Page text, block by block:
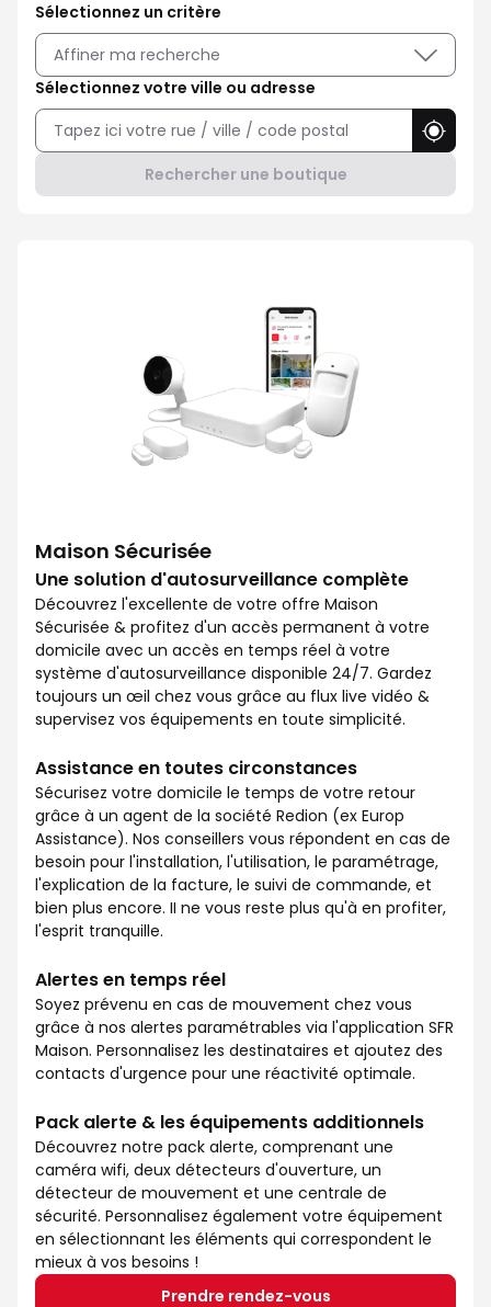
Sélectionnez un critère
Affiner ma recherche
Sélectionnez votre ville ou adresse
Rechercher une boutique
Maison Sécurisée
Une solution d'autosurveillance complète
Découvrez l'excellente de votre offre Maison
Sécurisée & profitez d'un accès permanent à votre
domicile avec un accès en temps réel à votre
système d'autosurveillance disponible 24/7. Gardez
toujours un œil chez vous grâce au flux live vidéo &
supervisez vos équipements en toute simplicité.
Assistance en toutes circonstances
Sécurisez votre domicile le temps de votre retour
grâce à un agent de la société Redion (ex Europ
Assistance). Nos conseillers vous répondent en cas de
besoin pour l'installation, l'utilisation, le paramétrage,
l'explication de la facture, le suivi de commande, et
bien plus encore. II ne vous reste plus qu'à en profiter,
l'esprit tranquille.
Alertes en temps réel
Soyez prévenu en cas de mouvement chez vous
grâce à nos alertes paramétrables via l'application SFR
Maison. Personnalisez les destinataires et ajoutez des
contacts d'urgence pour une réactivité optimale.
Pack alerte & les équipements additionnels
Découvrez notre pack alerte, comprenant une
caméra wifi, deux détecteurs d'ouverture, un
détecteur de mouvement et une centrale de
sécurité. Personnalisez également votre équipement
en sélectionnant les éléments qui correspondent le
mieux à vos besoins !
Prendre rendez-vous